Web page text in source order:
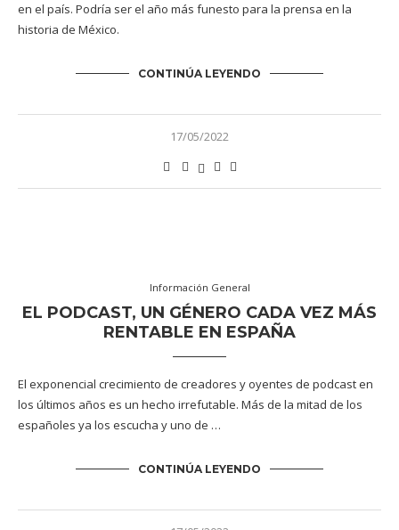
en el país. Podría ser el año más funesto para la prensa en la
historia de México.
CONTINÚA LEYENDO
17/05/2022
Información General
EL PODCAST, UN GÉNERO CADA VEZ MÁS
RENTABLE EN ESPAÑA
El exponencial crecimiento de creadores y oyentes de podcast en
los últimos años es un hecho irrefutable. Más de la mitad de los
españoles ya los escucha y uno de …
CONTINÚA LEYENDO